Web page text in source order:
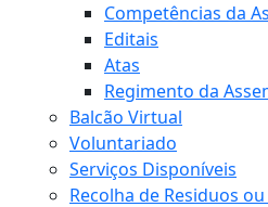
Competências da
Editais
Atas
Regimento da
Balcão Virtual
Voluntariado
Serviços Disponíveis
Recolha de Residuos